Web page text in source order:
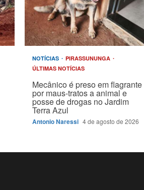
NOTÍCIAS
PIRASSUNUNGA
ÚLTIMAS NOTÍCIAS
Mecânico é preso em flagrante
por maus-tratos a animal e
posse de drogas no Jardim
Terra Azul
Antonio Naressi 4 de agosto de 2026